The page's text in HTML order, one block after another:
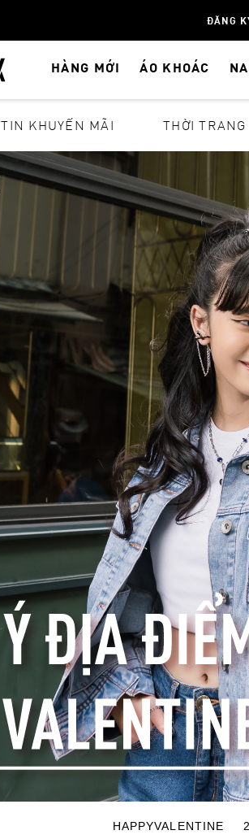
ĐĂNG
HÀNG MỚI ÁO KHOÁC
TIN KHUYẾN MÃI THỜI TRANG
HAPPYVALENTINE